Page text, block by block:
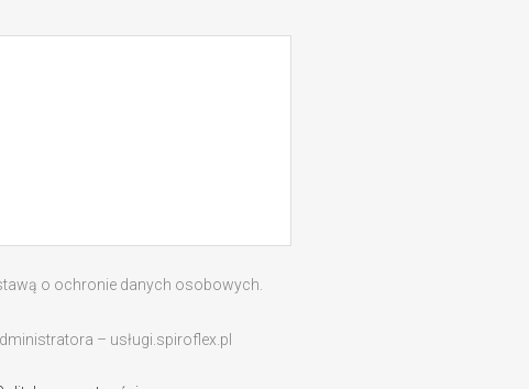
o ochronie danych osobowych.
– usługi.spiroflex.pl